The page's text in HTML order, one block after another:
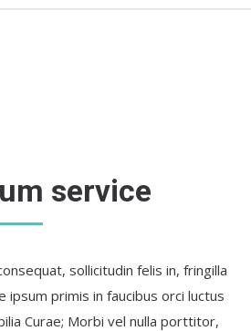
service
sollicitudin felis in, fringilla
ipsum primis in faucibus orci luctus
Curae; Morbi vel nulla porttitor,